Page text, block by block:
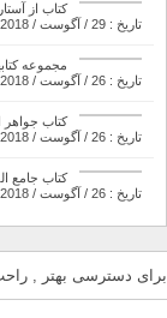
کتاب از
تاریخ : 29 / آگوست / 2018
مجموعه
تاریخ : 26 / آگوست / 2018
کتاب جواهر
تاریخ : 26 / آگوست / 2018
کتاب جامع
تاریخ : 26 / آگوست / 2018
برای دسترسی بهتر ,